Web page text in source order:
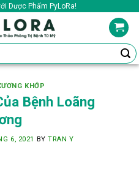
Dược Phẩm PyLoRa!
KHỚP
Bệnh Loãng
6, 2021 BYTRAN Y